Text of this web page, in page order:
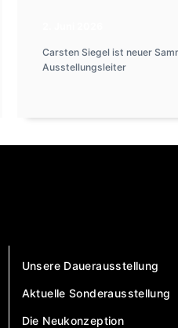
Carsten Siegel ist neuer
Ausstellungsleiter
Unsere Dauerausstellung
Aktuelle Sonderausstellung
Die Neukonzeption